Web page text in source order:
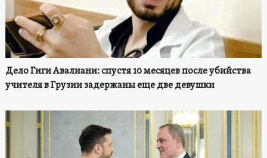
Дело Гиги Авалиани: спустя 10 месяцев после убийства
учителя в Грузии задержаны еще две девушки